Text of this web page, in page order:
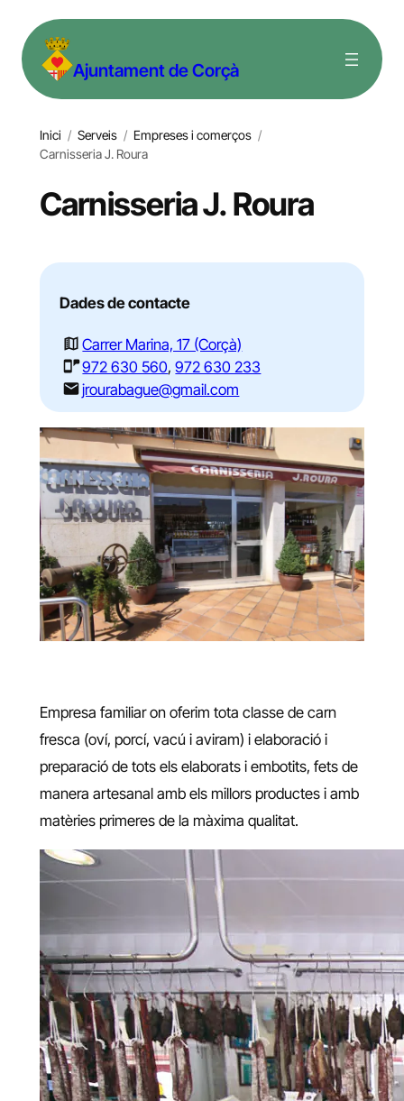
contingut Ajuntament de Corçà
Inici / Serveis / Empreses i comerços /
Carnisseria J. Roura
Carnisseria J. Roura
Dades de contacte
Carrer Marina, 17 (Corçà)
972 630 560,972 630 233
jrourabague@gmail.com
Empresa familiar on oferim tota classe de carn
fresca (oví, porcí, vacú i aviram) i elaboració i
preparació de tots els elaborats i embotits, fets de
manera artesanal amb els millors productes i amb
matèries primeres de la màxima qualitat.